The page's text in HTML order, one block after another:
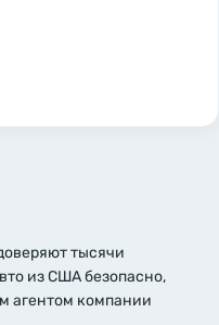
тысячи
из США безопасно,
агентом компании